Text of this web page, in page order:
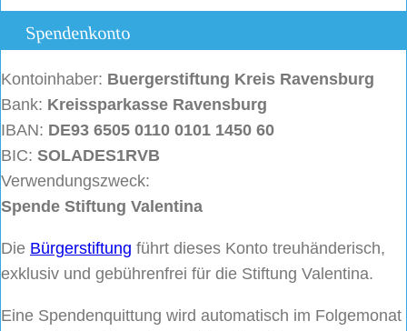
Spendenkonto
Kontoinhaber: Buergerstiftung Kreis Ravensburg
Bank: Kreissparkasse Ravensburg
IBAN: DE93 6505 0110 0101 1450 60
BIC: SOLADES1RVB
Verwendungszweck:
Spende Stiftung Valentina
Die Bürgerstiftung führt dieses Konto treuhänderisch,
exklusiv und gebührenfrei für die Stiftung Valentina.
Eine Spendenquittung wird automatisch im Folgemonat